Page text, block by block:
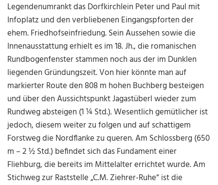
Legendenumrankt das Dorfkirchlein Peter und Paul mit
Infoplatz und den verbliebenen Eingangspforten der
ehem. Friedhofseinfriedung. Sein Aussehen sowie die
Innenausstattung erhielt es im 18. Jh., die romanischen
Rundbogenfenster stammen noch aus der im Dunklen
liegenden Gründungszeit. Von hier könnte man auf
markierter Route den 808 m hohen Buchberg besteigen
und über den Aussichtspunkt Jagastüberl wieder zum
Rundweg absteigen (1 ¼ Std.). Wesentlich gemütlicher ist
jedoch, diesem weiter zu folgen und auf schattigem
Forstweg die Nordflanke zu queren. Am Schlossberg (650
m – 2 ½ Std.) befindet sich das Fundament einer
Fliehburg, die bereits im Mittelalter errichtet wurde. Am
Stichweg zur Raststelle „C.M. Ziehrer-Ruhe“ ist die